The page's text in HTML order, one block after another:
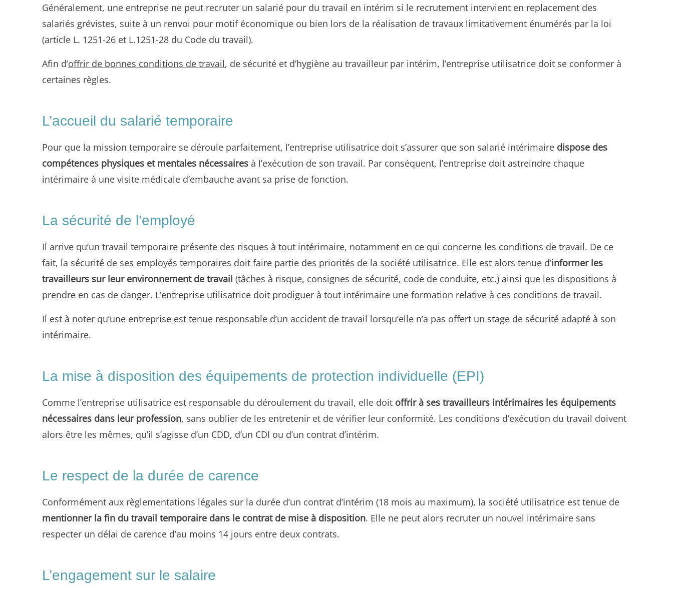
Généralement, une entreprise ne peut recruter un salarié pour du travail en intérim si le recrutement intervient en replacement des
salariés grévistes, suite à un renvoi pour motif économique ou bien lors de la réalisation de travaux limitativement énumérés par la loi
(article L. 1251-26 et L.1251-28 du Code du travail).
Afin d’offrir de bonnes conditions de travail, de sécurité et d’hygiène au travailleur par intérim, l’entreprise utilisatrice doit se conformer à
certaines règles.
L’accueil du salarié temporaire
Pour que la mission temporaire se déroule parfaitement, l’entreprise utilisatrice doit s’assurer que son salarié intérimaire dispose des
compétences physiques et mentales nécessaires à l’exécution de son travail. Par conséquent, l’entreprise doit astreindre chaque
intérimaire à une visite médicale d’embauche avant sa prise de fonction.
La sécurité de l’employé
Il arrive qu’un travail temporaire présente des risques à tout intérimaire, notamment en ce qui concerne les conditions de travail. De ce
fait, la sécurité de ses employés temporaires doit faire partie des priorités de la société utilisatrice. Elle est alors tenue d’informer les
travailleurs sur leur environnement de travail (tâches à risque, consignes de sécurité, code de conduite, etc.) ainsi que les dispositions à
prendre en cas de danger. L’entreprise utilisatrice doit prodiguer à tout intérimaire une formation relative à ces conditions de travail.
Il est à noter qu’une entreprise est tenue responsable d’un accident de travail lorsqu’elle n’a pas offert un stage de sécurité adapté à son
intérimaire.
La mise à disposition des équipements de protection individuelle (EPI)
Comme l’entreprise utilisatrice est responsable du déroulement du travail, elle doit offrir à ses travailleurs intérimaires les équipements
nécessaires dans leur profession, sans oublier de les entretenir et de vérifier leur conformité. Les conditions d’exécution du travail doivent
alors être les mêmes, qu’il s’agisse d’un CDD, d’un CDI ou d’un contrat d’intérim.
Le respect de la durée de carence
Conformément aux règlementations légales sur la durée d’un contrat d’intérim (18 mois au maximum), la société utilisatrice est tenue de
mentionner la fin du travail temporaire dans le contrat de mise à disposition. Elle ne peut alors recruter un nouvel intérimaire sans
respecter un délai de carence d’au moins 14 jours entre deux contrats.
L’engagement sur le salaire